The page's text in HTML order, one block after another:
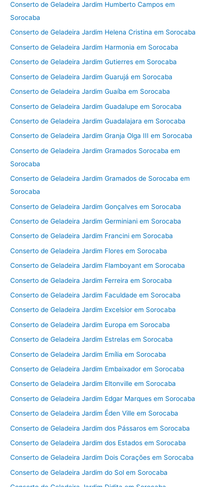
Conserto de Geladeira Jardim Humberto Campos em
Sorocaba
Conserto de Geladeira Jardim Helena Cristina em Sorocaba
Conserto de Geladeira Jardim Harmonia em Sorocaba
Conserto de Geladeira Jardim Gutierres em Sorocaba
Conserto de Geladeira Jardim Guarujá em Sorocaba
Conserto de Geladeira Jardim Guaíba em Sorocaba
Conserto de Geladeira Jardim Guadalupe em Sorocaba
Conserto de Geladeira Jardim Guadalajara em Sorocaba
Conserto de Geladeira Jardim Granja Olga III em Sorocaba
Conserto de Geladeira Jardim Gramados Sorocaba em
Sorocaba
Conserto de Geladeira Jardim Gramados de Sorocaba em
Sorocaba
Conserto de Geladeira Jardim Gonçalves em Sorocaba
Conserto de Geladeira Jardim Germiniani em Sorocaba
Conserto de Geladeira Jardim Francini em Sorocaba
Conserto de Geladeira Jardim Flores em Sorocaba
Conserto de Geladeira Jardim Flamboyant em Sorocaba
Conserto de Geladeira Jardim Ferreira em Sorocaba
Conserto de Geladeira Jardim Faculdade em Sorocaba
Conserto de Geladeira Jardim Excelsior em Sorocaba
Conserto de Geladeira Jardim Europa em Sorocaba
Conserto de Geladeira Jardim Estrelas em Sorocaba
Conserto de Geladeira Jardim Emília em Sorocaba
Conserto de Geladeira Jardim Embaixador em Sorocaba
Conserto de Geladeira Jardim Eltonville em Sorocaba
Conserto de Geladeira Jardim Edgar Marques em Sorocaba
Conserto de Geladeira Jardim Éden Ville em Sorocaba
Conserto de Geladeira Jardim dos Pássaros em Sorocaba
Conserto de Geladeira Jardim dos Estados em Sorocaba
Conserto de Geladeira Jardim Dois Corações em Sorocaba
Conserto de Geladeira Jardim do Sol em Sorocaba